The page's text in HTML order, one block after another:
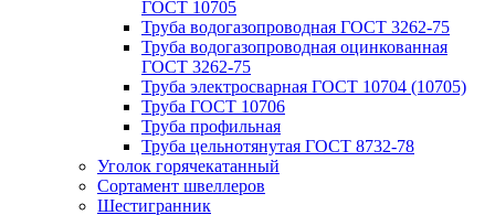
ГОСТ 10705
Труба водогазопроводная ГОСТ 3262-75
Труба водогазопроводная оцинкованная
ГОСТ 3262-75
Труба электросварная ГОСТ 10704 (10705)
Труба ГОСТ 10706
Труба профильная
Труба цельнотянутая ГОСТ 8732-78
Уголок горячекатанный
Сортамент швеллеров
Шестигранник